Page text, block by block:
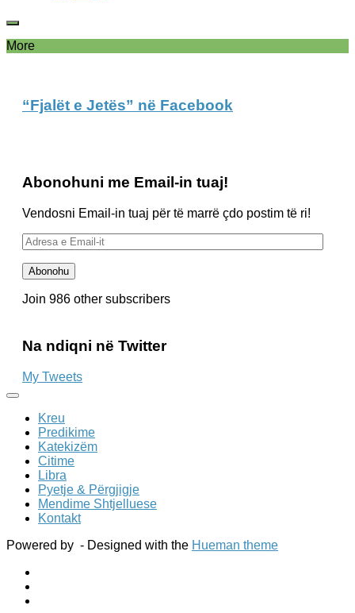
More
“Fjalët e Jetës” në Facebook
Abonohuni me Email-in tuaj!
Vendosni Email-in tuaj për të marrë çdo postim të ri!
Adresa
e
Email-
it
Abonohu
Join 986 other subscribers
Na ndiqni në Twitter
My Tweets
Kreu
Predikime
Katekizëm
Citime
Libra
Pyetje & Përgjigje
Mendime Shtjelluese
Kontakt
Powered by - Designed with the Hueman theme